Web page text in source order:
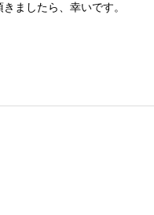
ましたら、幸いです。